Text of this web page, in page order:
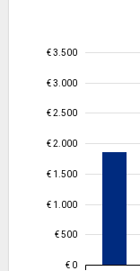
€ 0
€ 500
€ 1.000
€ 1.500
€ 2.000
€ 2.500
€ 3.000
€ 3.500